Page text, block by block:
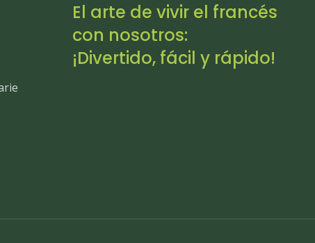
El arte de vivir el francés
con nosotros:
¡Divertido, fácil y rápido!